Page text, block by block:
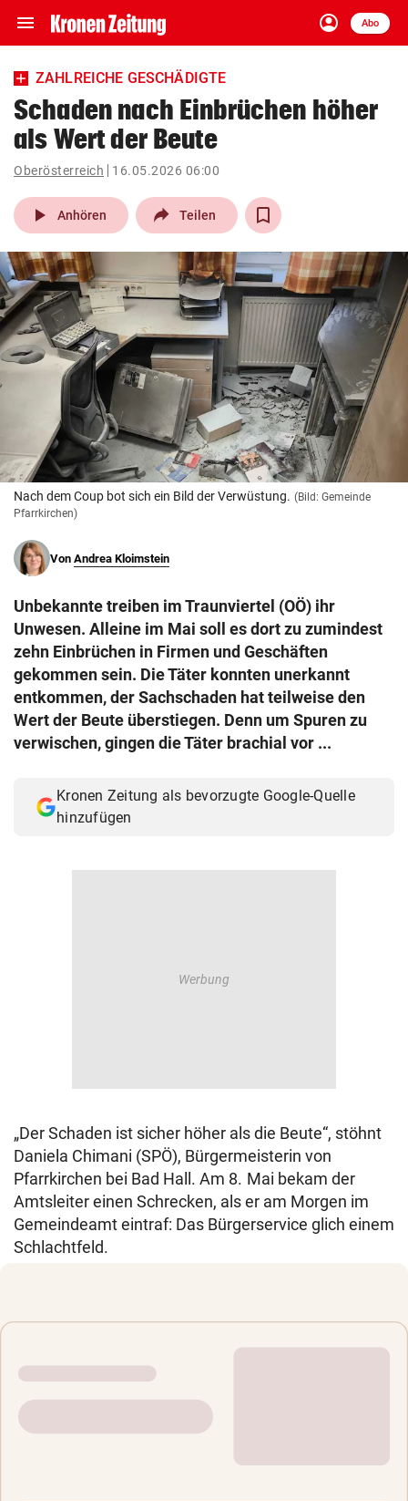
menu Navigation
ein-/ausklappen
account_circle
Anmelden
Abo
close Schließen
account_circle Anmelden
pin_drop
Wien arrow_right
bookmark
search
Suchbegriff
eingeben
© Krone Multimedia GmbH & Co KG 2026
Muthgasse 2, 1190 Wien
ZAHLREICHE GESCHÄDIGTE
Schaden nach Einbrüchen höher
als Wert der Beute
Oberösterreich 16.05.2026 06:00
play_arrow Anhören Teilen
Nach dem Coup bot sich ein Bild der Verwüstung. (Bild: Gemeinde
Pfarrkirchen)
Von Andrea Kloimstein
Unbekannte treiben im Traunviertel (OÖ) ihr
Unwesen. Alleine im Mai soll es dort zu zumindest
zehn Einbrüchen in Firmen und Geschäften
gekommen sein. Die Täter konnten unerkannt
entkommen, der Sachschaden hat teilweise den
Wert der Beute überstiegen. Denn um Spuren zu
verwischen, gingen die Täter brachial vor ...
Kronen Zeitung als bevorzugte Google-Quelle
hinzufügen
„Der Schaden ist sicher höher als die Beute“, stöhnt
Daniela Chimani (SPÖ), Bürgermeisterin von
Pfarrkirchen bei Bad Hall. Am 8. Mai bekam der
Amtsleiter einen Schrecken, als er am Morgen im
Gemeindeamt eintraf: Das Bürgerservice glich einem
Schlachtfeld.